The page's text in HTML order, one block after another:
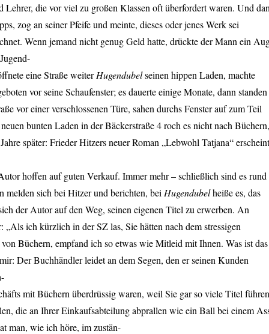
Lehrer, die vor viel zu großen Klassen oft überfordert waren. Und
zog an seiner Pfeife und meinte, dieses oder jenes Werk sei
Wenn jemand nicht genug Geld hatte, drückte der Mann ein
eine Straße weiterHugendubelseinen hippen Laden, machte
vor seine Schaufenster; es dauerte einige Monate, dann standen
vor einer verschlossenen Türe, sahen durchs Fenster auf zum Teil
bunten Laden in der Bäckerstraße 4 roch es nicht nach Büchern,
später: Frieder Hitzers neuer Roman „Lebwohl Tatjana“ erscheint
hoffen auf guten Verkauf. Immer mehr – schließlich sind es rund
melden sich bei Hitzer und berichten, bei Hugendubelheiße es, das
der Autor auf den Weg, seinen eigenen Titel zu erwerben. An
„Als ich kürzlich in der SZ las, Sie hätten nach dem stressigen
Büchern, empfand ich so etwas wie Mitleid mit Ihnen. Was ist das
Der Buchhändler leidet an dem Segen, den er seinen Kunden
mit Büchern überdrüssig waren, weil Sie gar so viele Titel
die an Ihrer Einkaufsabteilung abprallen wie ein Ball bei einem
man, wie ich höre, im zustän-